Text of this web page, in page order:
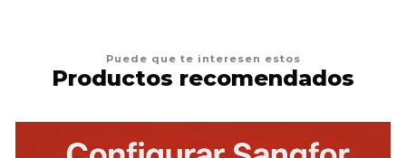
Puede que te interesen estos
Productos recomendados